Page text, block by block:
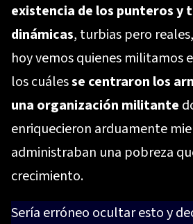
existencia de los punteros y
dinámicas, turbias pero
hoy vemos quienes militamos
los cuálesse centraron los
una organización militante
enriquecieron arduamente
administraban una pobreza
crecimiento.
Sería erróneo ocultar esto y